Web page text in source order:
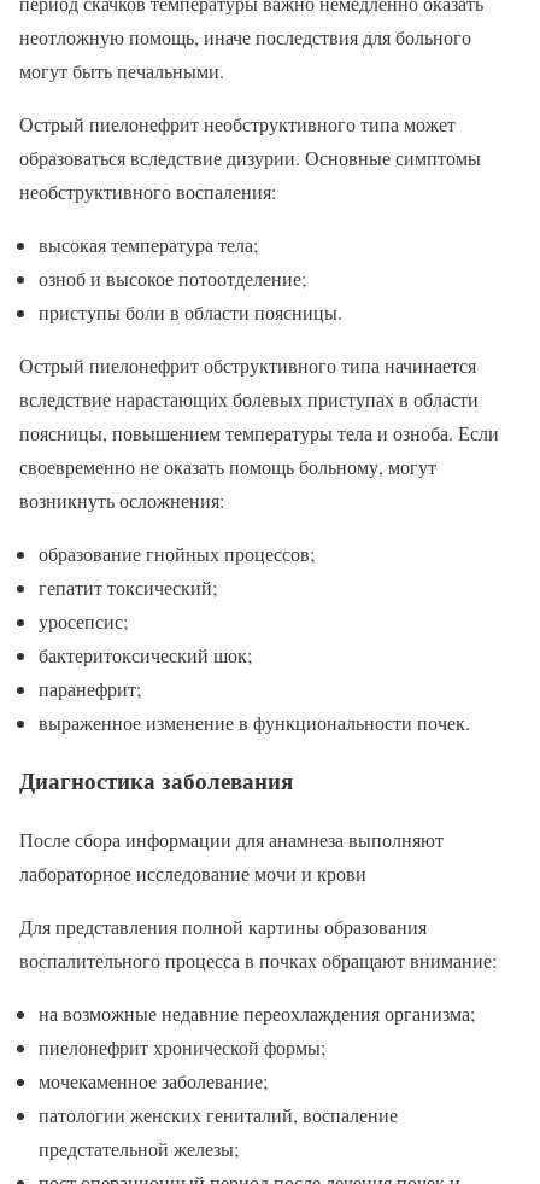
неотложную помощь, иначе последствия для больного
могут быть печальными.
Острый пиелонефрит необструктивного типа может
образоваться вследствие дизурии. Основные симптомы
необструктивного воспаления:
высокая температура тела;
озноб и высокое потоотделение;
приступы боли в области поясницы.
Острый пиелонефрит обструктивного типа начинается
вследствие нарастающих болевых приступах в области
поясницы, повышением температуры тела и озноба. Если
своевременно не оказать помощь больному, могут
возникнуть осложнения:
образование гнойных процессов;
гепатит токсический;
уросепсис;
бактеритоксический шок;
паранефрит;
выраженное изменение в функциональности почек.
Диагностика заболевания
После сбора информации для анамнеза выполняют
лабораторное исследование мочи и крови
Для представления полной картины образования
воспалительного процесса в почках обращают внимание:
на возможные недавние переохлаждения организма;
пиелонефрит хронической формы;
мочекаменное заболевание;
патологии женских гениталий, воспаление
предстательной железы;